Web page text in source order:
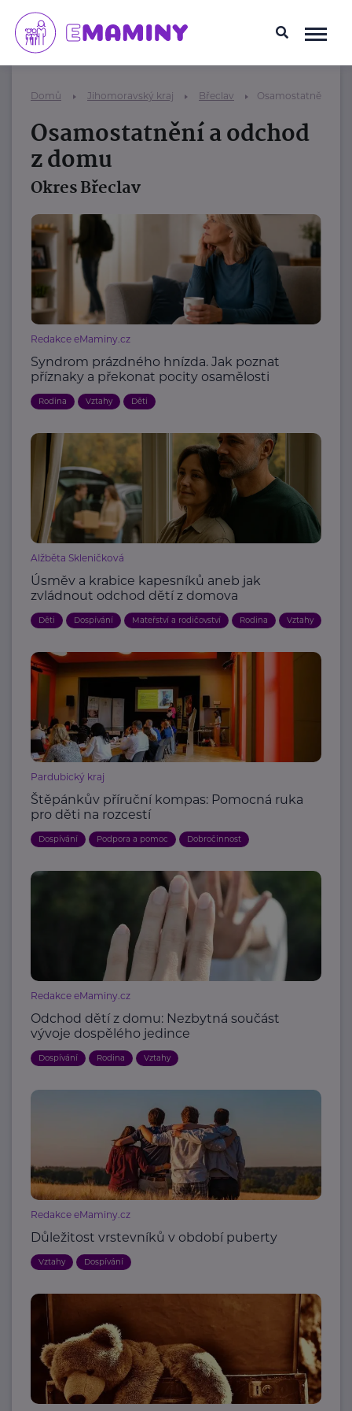
Domů Jihomoravský kraj Břeclav Osamostatnění a
Osamostatnění a odchod
z domu
Okres Břeclav
Redakce eMaminy.cz
Syndrom prázdného hnízda. Jak poznat
příznaky a překonat pocity osamělosti
Rodina Vztahy Děti
Alžběta Skleničková
Úsměv a krabice kapesníků aneb jak
zvládnout odchod dětí z domova
Děti Dospívání Mateřství a rodičovství Rodina Vztahy
Pardubický kraj
Štěpánkův příruční kompas: Pomocná ruka
pro děti na rozcestí
Dospívání Podpora a pomoc Dobročinnost
Redakce eMaminy.cz
Odchod dětí z domu: Nezbytná součást
vývoje dospělého jedince
Dospívání Rodina Vztahy
Redakce eMaminy.cz
Důležitost vrstevníků v období puberty
Vztahy Dospívání